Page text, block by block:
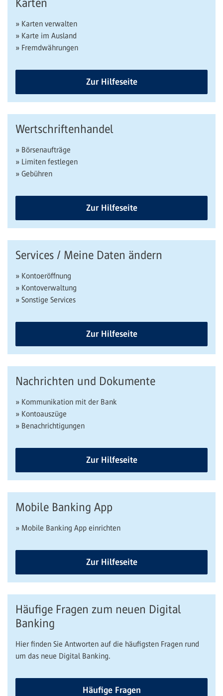
Karten
» Karten verwalten
» Karte im Ausland
» Fremdwährungen
Zur Hilfeseite
Wertschriftenhandel
» Börsenaufträge
» Limiten festlegen
» Gebühren
Zur Hilfeseite
Services / Meine Daten ändern
» Kontoeröffnung
» Kontoverwaltung
» Sonstige Services
Zur Hilfeseite
Nachrichten und Dokumente
» Kommunikation mit der Bank
» Kontoauszüge
» Benachrichtigungen
Zur Hilfeseite
Mobile Banking App
» Mobile Banking App einrichten
Zur Hilfeseite
Häufige Fragen zum neuen Digital
Banking
Hier finden Sie Antworten auf die häufigsten Fragen rund
um das neue Digital Banking.
Häufige Fragen